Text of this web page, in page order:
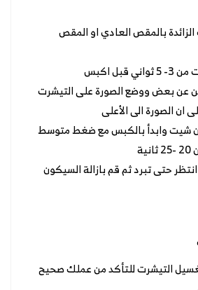
بالمقص العادي او المقص
قبل اكبس
عن بعض ووضع الصورة على التيشرت
ان الصورة الى الأعلى
شيت وابدأ بالكبس مع ضغط متوسط
انتظر حتى تبرد ثم قم بازالة السيكون
بغسيل التيشرت للتأكد من عملك صحيح